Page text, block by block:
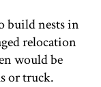
build nests in
relocation
would be
or truck.